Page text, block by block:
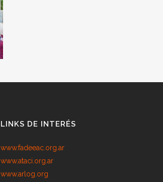
LINKS DE INTERÉS
www.fadeeac.org.ar
www.ataci.org.ar
www.arlog.org